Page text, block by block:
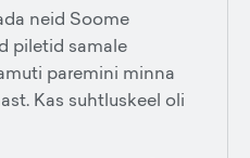
neid Soome
piletid samale
paremini minna
Kas suhtluskeel oli